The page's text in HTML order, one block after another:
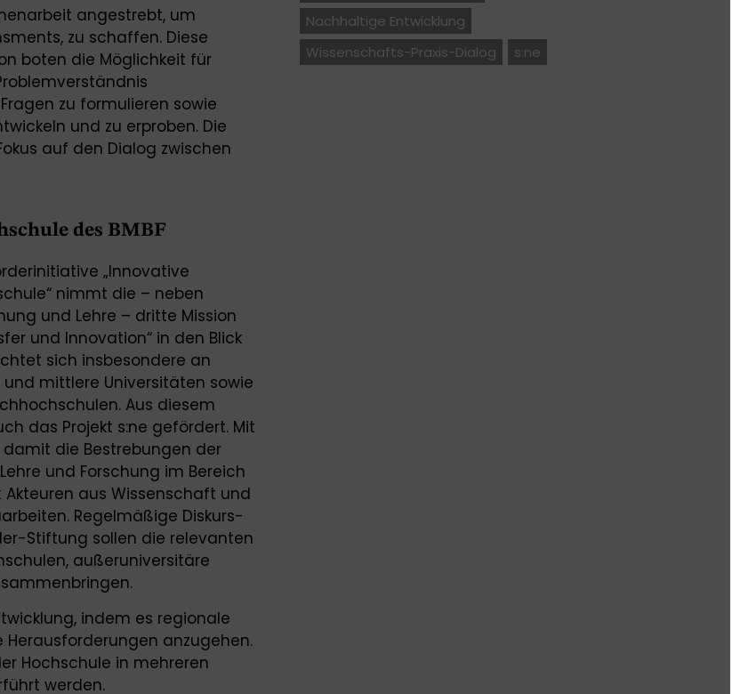
angestrebt, um
zu schaffen. Diese
boten die Möglichkeit für
zu formulieren sowie
und zu erproben. Die
auf den Dialog zwischen
des BMBF
„Innovative
nimmt die – neben
und Lehre – dritte Mission
und Innovation“ in den Blick
sich insbesondere an
und mittlere Universitäten sowie
Aus diesem
das Projekt s:ne gefördert. Mit
die Bestrebungen der
und Forschung im Bereich
aus Wissenschaft und
Regelmäßige Diskurs-
Stiftung sollen die relevanten
außeruniversitäre
indem es regionale
anzugehen.
Hochschule in mehreren
werden.
Nachhaltige Entwicklung
Wissenschafts-Praxis-Dialog
s:ne